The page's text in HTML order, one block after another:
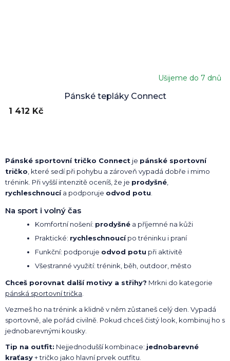
Pánské tepláky Connect
je
Ušijeme do 7 dnů
1 412 Kč
Pánské sportovní tričko Connect je pánské sportovní
tričko , které sedí při pohybu a zároveň vypadá dobře i mimo
trénink. Při vyšší intenzitě oceníš, že je prodyšné
rychleschnoucía podporuje odvod potu
Na sport i volný čas
Komfortní nošení: prodyšné a příjemné na kůži
Praktické: rychleschnoucípo tréninku i praní
Funkční: podporuje odvod potu při aktivitě
Všestranné využití: trénink, běh, outdoor, město
Chceš porovnat další motivy a střihy? Mrkni do kategorie
pánská sportovní trička
Vezmeš ho na trénink a klidně v něm zůstaneš celý den. Vypadá
sportovně, ale pořád civilně. Pokud chceš čistý look, kombinuj ho s
jednobarevnými kousky.
Tip na outfit: Nejjednodušší kombinace: jednobarevné
kraťasy+ tričko jako hlavní prvek outfitu.